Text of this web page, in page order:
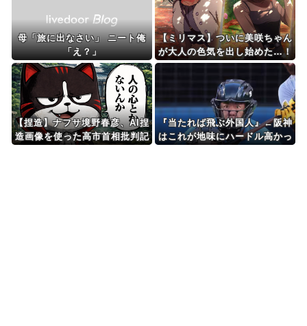
母「旅に出なさい」 ニート俺
「え？」
【ミリマス】ついに美咲ちゃん
が大人の色気を出し始めた…！
【捏造】ナフサ境野春彦、AI捏
造画像を使った高市首相批判記
『当たれば飛ぶ外国人』←阪神
はこれが地味にハードル高かっ